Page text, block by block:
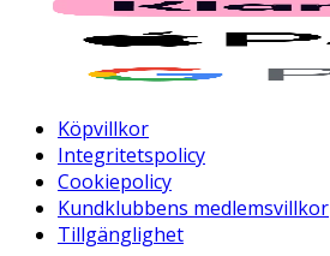
Köpvillkor
Integritetspolicy
Cookiepolicy
Kundklubbens medlemsvillkor
Tillgänglighet